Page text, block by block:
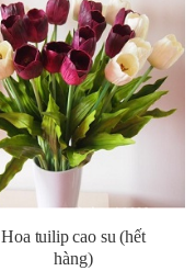
Hoa tuilip cao su (hết
hàng)